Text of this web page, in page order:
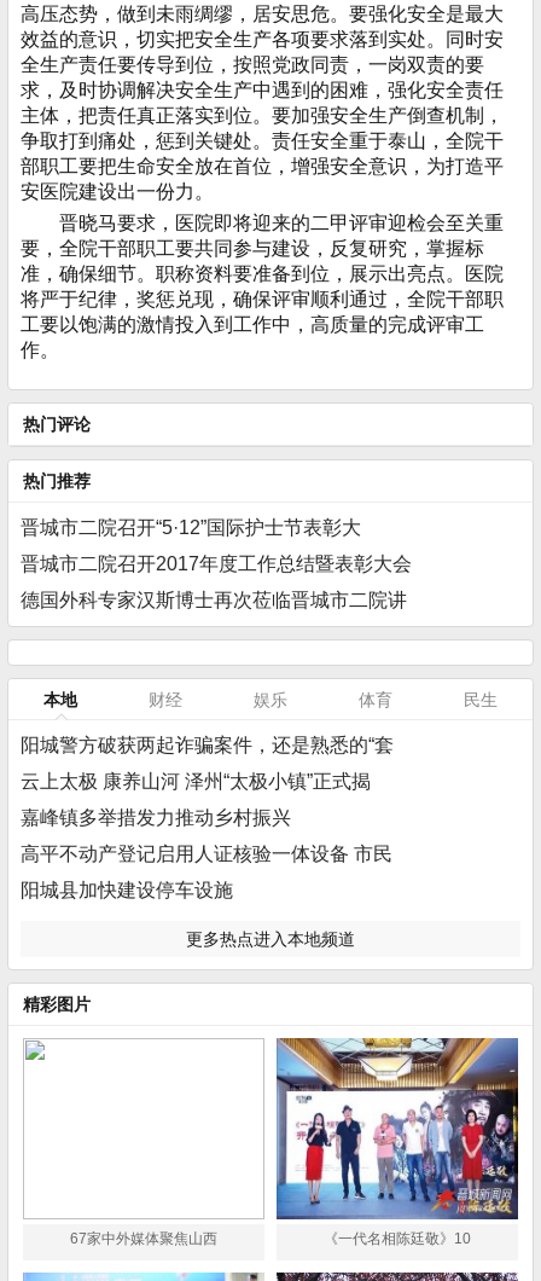
高压态势，做到未雨绸缪，居安思危。要强化安全是最大
效益的意识，切实把安全生产各项要求落到实处。同时安
全生产责任要传导到位，按照党政同责，一岗双责的要
求，及时协调解决安全生产中遇到的困难，强化安全责任
主体，把责任真正落实到位。要加强安全生产倒查机制，
争取打到痛处，惩到关键处。责任安全重于泰山，全院干
部职工要把生命安全放在首位，增强安全意识，为打造平
安医院建设出一份力。
晋晓马要求，医院即将迎来的二甲评审迎检会至关重
要，全院干部职工要共同参与建设，反复研究，掌握标
准，确保细节。职称资料要准备到位，展示出亮点。医院
将严于纪律，奖惩兑现，确保评审顺利通过，全院干部职
工要以饱满的激情投入到工作中，高质量的完成评审工
作。
热门评论
热门推荐
晋城市二院召开“5·12”国际护士节表彰大
晋城市二院召开2017年度工作总结暨表彰大会
德国外科专家汉斯博士再次莅临晋城市二院讲
本地 财经 娱乐 体育 民生
阳城警方破获两起诈骗案件，还是熟悉的“套
云上太极 康养山河 泽州“太极小镇”正式揭
嘉峰镇多举措发力推动乡村振兴
高平不动产登记启用人证核验一体设备 市民
阳城县加快建设停车设施
更多热点进入本地频道
精彩图片
67家中外媒体聚焦山西 《一代名相陈廷敬》10